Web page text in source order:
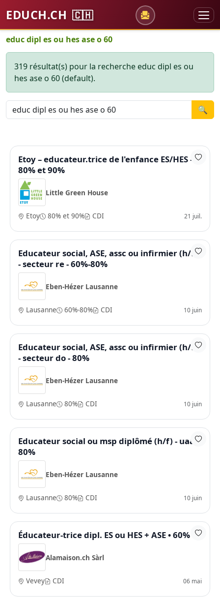
EDUCH.CH 🇨🇭
educ dipl es ou hes ase o 60
319 résultat(s) pour la recherche educ dipl es ou
hes ase o 60 (default).
🔍
Etoy – educateur.trice de l'enfance ES/HES –
80% et 90%
Little Green House
Etoy 80% et 90% CDI 21 juil.
Educateur social, ASE, assc ou infirmier (h/f)
- secteur re - 60%-80%
Eben-Hézer Lausanne
Lausanne 60%-80% CDI 10 juin
Educateur social, ASE, assc ou infirmier (h/f)
- secteur do - 80%
Eben-Hézer Lausanne
Lausanne 80% CDI 10 juin
Educateur social ou msp diplômé (h/f) - uaa -
80%
Eben-Hézer Lausanne
Lausanne 80% CDI 10 juin
Éducateur-trice dipl. ES ou HES + ASE • 60%
Alamaison.ch Sàrl
Vevey CDI 06 mai